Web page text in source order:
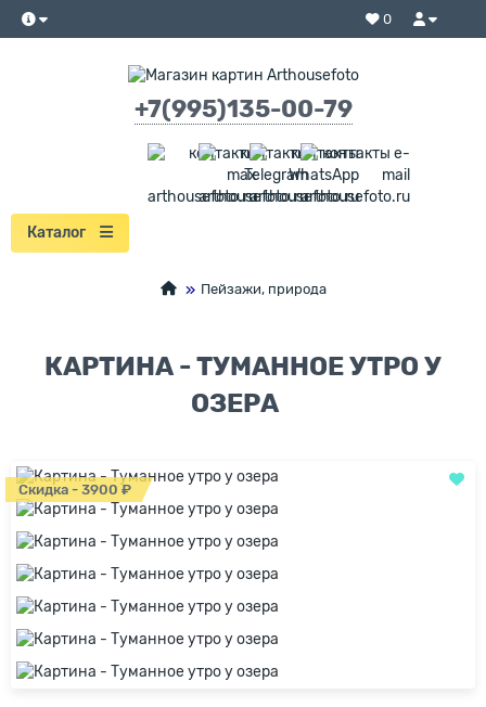
0
+7(995)135-00-79
Каталог
Пейзажи, природа
КАРТИНА - ТУМАННОЕ УТРО У
ОЗЕРА
Скидка - 3900 ₽